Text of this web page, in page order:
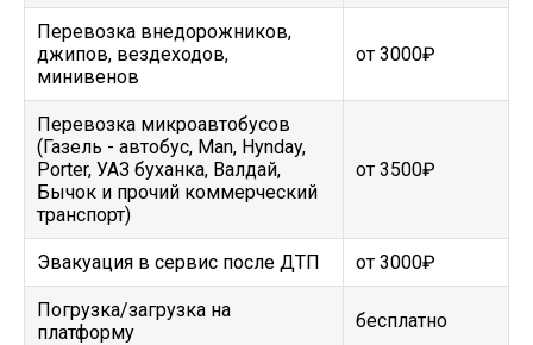
Перевозка внедорожников,
джипов, вездеходов,
минивенов
от 3000₽
Перевозка микроавтобусов
(Газель - автобус, Man, Hynday,
Porter, УАЗ буханка, Валдай,
Бычок и прочий коммерческий
транспорт)
от 3500₽
Эвакуация в сервис после ДТП от 3000₽
Погрузка/загрузка на
платформу
бесплатно